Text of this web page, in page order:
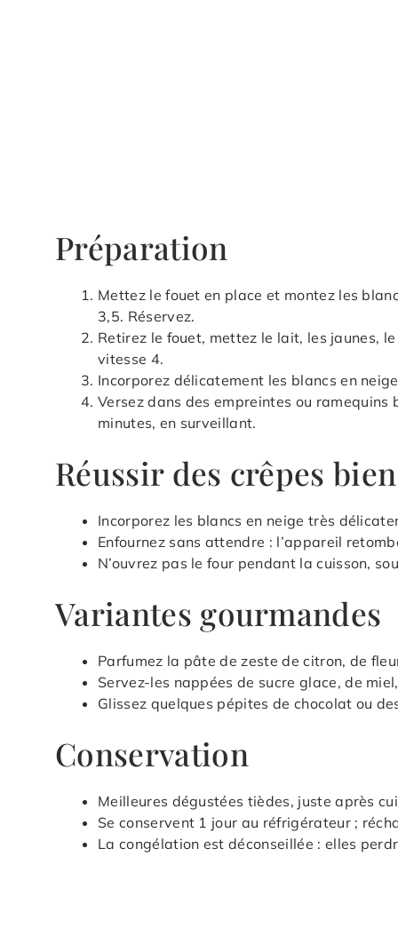
Préparation
Mettez le fouet en place et montez les
3,5. Réservez.
Retirez le fouet, mettez le lait, les jaunes,
vitesse 4.
Incorporez délicatement les blancs en
Versez dans des empreintes ou
minutes, en surveillant.
Réussir des crêpes
Incorporez les blancs en neige très
Enfournez sans attendre : l’appareil
N’ouvrez pas le four pendant la cuisson,
Variantes gourmandes
Parfumez la pâte de zeste de citron, de
Servez-les nappées de sucre glace, de
Glissez quelques pépites de chocolat ou
Conservation
Meilleures dégustées tièdes, juste après
Se conservent 1 jour au réfrigérateur ;
La congélation est déconseillée : elles